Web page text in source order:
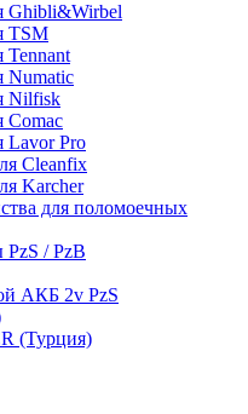
Ghibli&Wirbel
TSM
Tennant
Numatic
Nilfisk
Comac
Lavor Pro
Cleanfix
Karcher
для поломоечных
PzS / PzB
АКБ 2v PzS
(Турция)